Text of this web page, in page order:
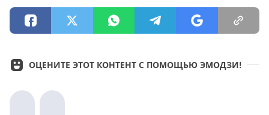
ОЦЕНИТЕ ЭТОТ КОНТЕНТ С ПОМОЩЬЮ ЭМОДЗИ!